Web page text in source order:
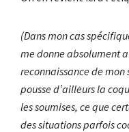
(Dans mon cas
me donne absolument
reconnaissance de
pousse d’ailleurs la
les soumises, ce que
des situations parfois